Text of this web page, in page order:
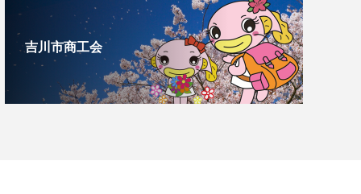
吉川市商工会